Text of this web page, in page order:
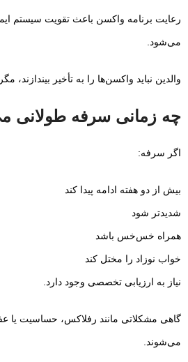
رعایت برنامه واکسن باعث تقویت سیستم
می‌شود.
والدین نباید واکسن‌ها را به تأخیر بیندازند،
چه زمانی سرفه طولانی
اگر سرفه:
بیش از دو هفته ادامه پیدا کند
شدیدتر شود
همراه خس‌خس باشد
خواب نوزاد را مختل کند
نیاز به ارزیابی تخصصی وجود دارد.
گاهی مشکلاتی مانند رفلاکس، حساسیت
می‌شوند.